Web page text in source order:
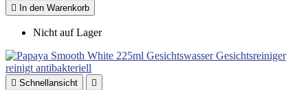
 In den Warenkorb
Nicht auf Lager
 Schnellansicht 